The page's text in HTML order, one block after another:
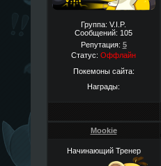
Группа: V.I.P.
Сообщений: 105
Репутация: 5
Статус: Оффлайн
Покемоны сайта:
Награды:
Mookie
Начинающий Тренер